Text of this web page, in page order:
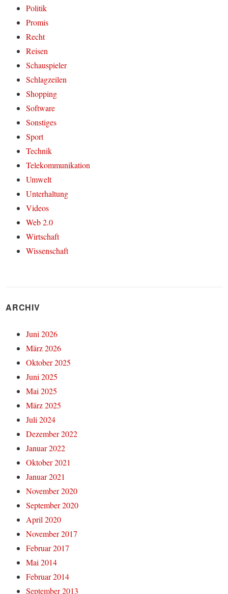
Politik
Promis
Recht
Reisen
Schauspieler
Schlagzeilen
Shopping
Software
Sonstiges
Sport
Technik
Telekommunikation
Umwelt
Unterhaltung
Videos
Web 2.0
Wirtschaft
Wissenschaft
ARCHIV
Juni 2026
März 2026
Oktober 2025
Juni 2025
Mai 2025
März 2025
Juli 2024
Dezember 2022
Januar 2022
Oktober 2021
Januar 2021
November 2020
September 2020
April 2020
November 2017
Februar 2017
Mai 2014
Februar 2014
September 2013